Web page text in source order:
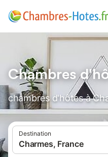
Chambres
chambres d'hôtes à
Destination
Charmes, France